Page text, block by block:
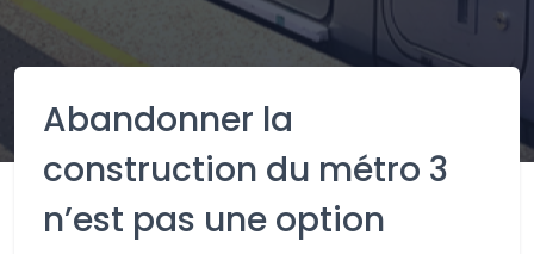
Abandonner la
construction du métro 3
n’est pas une option